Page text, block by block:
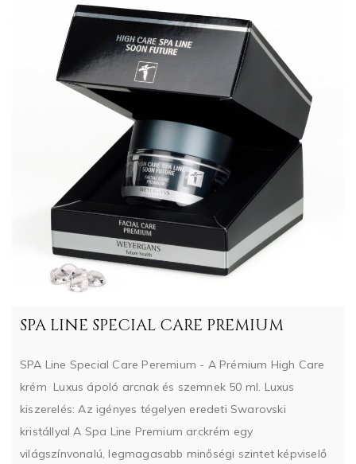
SPA LINE SPECIAL CARE PREMIUM
SPA Line Special Care Peremium - A Prémium High Care
krém Luxus ápoló arcnak és szemnek 50 ml. Luxus
kiszerelés: Az igényes tégelyen eredeti Swarovski
kristállyal A Spa Line Premium arckrém egy
világszínvonalú, legmagasabb minőségi szintet képviselő